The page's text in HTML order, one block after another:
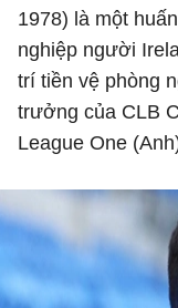
1978) là một
nghiệp người
trí tiền vệ phòng
trưởng của CLB
League One